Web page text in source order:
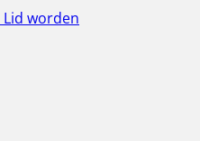
Lid worden